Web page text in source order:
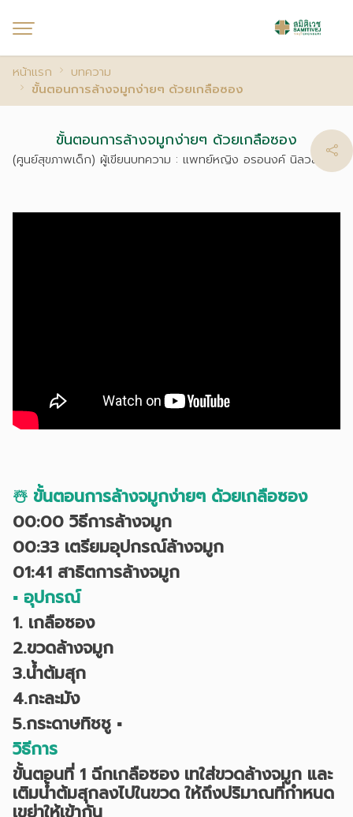
หน้าแรก
บทความ
ขั้นตอนการล้างจมูกง่ายๆ ด้วยเกลือซอง
ขั้นตอนการล้างจมูกง่ายๆ ด้วยเกลือซอง
(ศูนย์สุขภาพเด็ก) ผู้เขียนบทความ : แพทย์หญิง อรอนงค์ นิลวลัยกุล
☃️ ขั้นตอนการล้างจมูกง่ายๆ ด้วยเกลือซอง
00:00 วิธีการล้างจมูก
00:33 เตรียมอุปกรณ์ล้างจมูก
01:41 สาธิตการล้างจมูก
▪︎ อุปกรณ์
1. เกลือซอง
2.ขวดล้างจมูก
3.น้ำต้มสุก
4.กะละมัง
5.กระดาษทิชชู ▪︎
วิธีการ
ขั้นตอนที่ 1 ฉีกเกลือซอง เทใส่ขวดล้างจมูก และ
เติมน้ำต้มสุกลงไปในขวด ให้ถึงปริมาณที่กำหนด